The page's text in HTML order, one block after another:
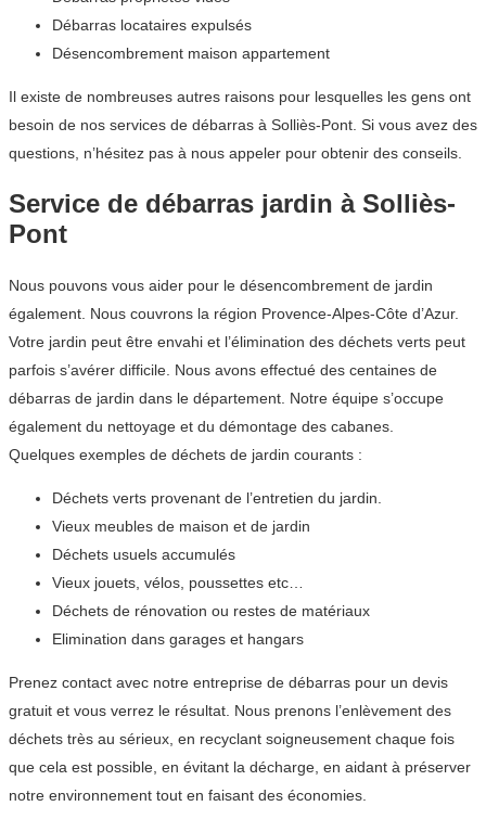
Débarras locataires expulsés
Désencombrement maison appartement
Il existe de nombreuses autres raisons pour lesquelles les gens ont
besoin de nos services de débarras à Solliès-Pont. Si vous avez des
questions, n’hésitez pas à nous appeler pour obtenir des conseils.
Service de débarras jardin à Solliès-
Pont
Nous pouvons vous aider pour le désencombrement de jardin
également. Nous couvrons la région Provence-Alpes-Côte d’Azur.
Votre jardin peut être envahi et l’élimination des déchets verts peut
parfois s’avérer difficile. Nous avons effectué des centaines de
débarras de jardin dans le département. Notre équipe s’occupe
également du nettoyage et du démontage des cabanes.
Quelques exemples de déchets de jardin courants :
Déchets verts provenant de l’entretien du jardin.
Vieux meubles de maison et de jardin
Déchets usuels accumulés
Vieux jouets, vélos, poussettes etc…
Déchets de rénovation ou restes de matériaux
Elimination dans garages et hangars
Prenez contact avec notre entreprise de débarras pour un devis
gratuit et vous verrez le résultat. Nous prenons l’enlèvement des
déchets très au sérieux, en recyclant soigneusement chaque fois
que cela est possible, en évitant la décharge, en aidant à préserver
notre environnement tout en faisant des économies.